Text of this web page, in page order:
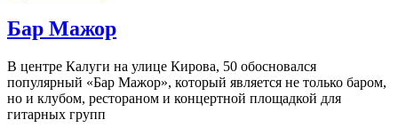
Бар Мажор
В центре Калуги на улице Кирова, 50 обосновался
популярный «Бар Мажор», который является не только баром,
но и клубом, рестораном и концертной площадкой для
гитарных групп